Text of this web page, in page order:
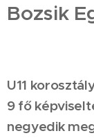
Bozsik
U11
9 fő
negyedik